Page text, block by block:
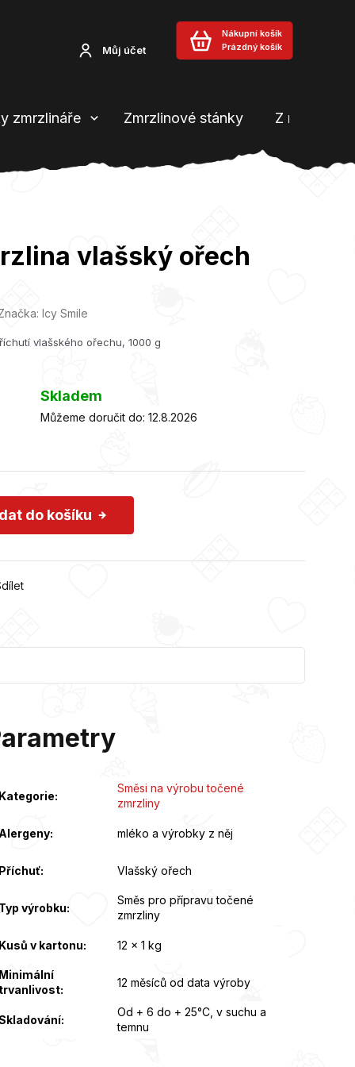
Můj účet
Nákupní košík
Prázdný košík
zmrzlináře Zmrzlinové stánky Z našeho
vlašský ořech
Icy Smile
vlašského ořechu, 1000 g
Skladem
Můžeme doručit do: 12.8.2026
do košíku
:
Směsi na výrobu točené
zmrzliny
: mléko a výrobky z něj
: Vlašský ořech
výrobku:
Směs pro přípravu točené
zmrzliny
v kartonu: 12 x 1 kg
:
12 měsíců od data výroby
:
Od + 6 do + 25°C, v suchu a
temnu